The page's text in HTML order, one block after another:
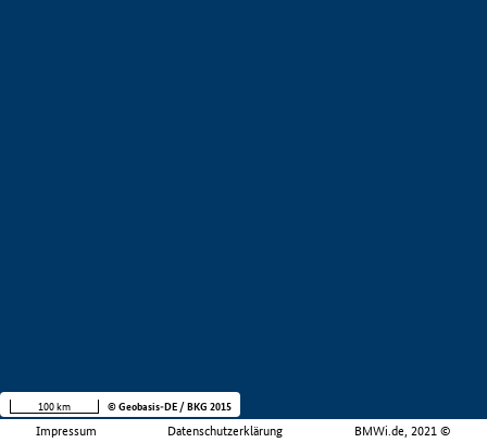
Impressum Datenschutzerklärung BMWi.de, 2021 ©
100 km © Geobasis-DE / BKG 2015